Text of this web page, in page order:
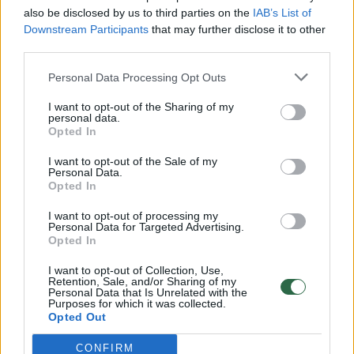
also be disclosed by us to third parties on the IAB’s List of
Downstream Participants that may further disclose it to other
Personal Data Processing Opt Outs
I want to opt-out of the Sharing of my
personal data.
Opted In
I want to opt-out of the Sale of my
Personal Data.
Opted In
I want to opt-out of processing my
Personal Data for Targeted Advertising.
Opted In
I want to opt-out of Collection, Use,
Retention, Sale, and/or Sharing of my
Personal Data that Is Unrelated with the
Purposes for which it was collected.
Opted Out
CONFIRM
Žinios | Lietuvos diena
00:00:57
Savaitės vidurys nusimato karštas: temperatūra kils iki
32 laipsnių šilumos
Žinios | Orai
00:00:59
Nufilmavo, kaip patvino Vilniaus Vakarinis aplinkkelis:
Žinios | Lietuvos diena
Avarija Vilniuje: į stotelę įsirėžęs automobilis sužalojo
dvi moteris
Žinios